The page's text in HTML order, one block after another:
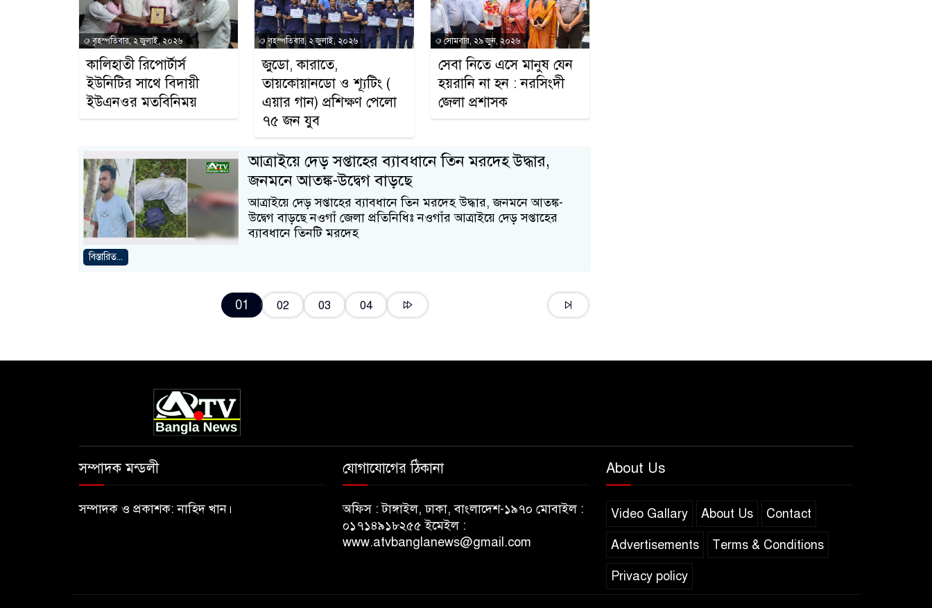
বৃহস্পতিবার, ২ জুলাই, ২০২৬
কালিহাতী রিপোর্টার্স
ইউনিটির সাথে বিদায়ী
ইউএনওর মতবিনিময়
বৃহস্পতিবার, ২ জুলাই, ২০২৬
জুডো, কারাতে,
তায়কোয়ানডো ও শ্যূটিং (
এয়ার গান) প্রশিক্ষণ পেলো
৭৫ জন যুব
সোমবার, ২৯ জুন, ২০২৬
সেবা নিতে এসে মানুষ যেন
হয়রানি না হন : নরসিংদী
জেলা প্রশাসক
আত্রাইয়ে দেড় সপ্তাহের ব্যাবধানে তিন মরদেহ উদ্ধার,
জনমনে আতঙ্ক-উদ্বেগ বাড়ছে
আত্রাইয়ে দেড় সপ্তাহের ব্যাবধানে তিন মরদেহ উদ্ধার, জনমনে আতঙ্ক-
উদ্বেগ বাড়ছে নওগাঁ জেলা প্রতিনিধিঃ নওগাঁর আত্রাইয়ে দেড় সপ্তাহের
ব্যাবধানে তিনটি মরদেহ
বিস্তারিত...
01 02 03 04
সম্পাদক মন্ডলী
সম্পাদক ও প্রকাশক: নাহিদ খান।
যোগাযোগের ঠিকানা
অফিস : টাঙ্গাইল, ঢাকা, বাংলাদেশ-১৯৭০ মোবাইল :
০১৭১৪৯১৮২৫৫ ইমেইল :
www.atvbanglanews@gmail.com
About Us
Video Gallary About Us Contact
Advertisements Terms & Conditions
Privacy policy